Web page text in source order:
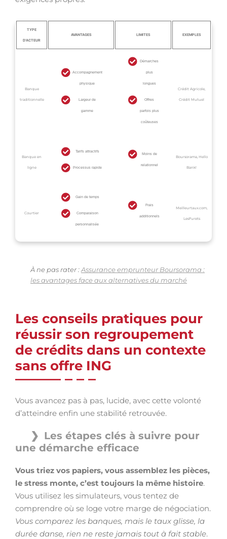
TYPE
D’ACTEUR
AVANTAGES LIMITES EXEMPLES
Banque
traditionnelle
Accompagnement
physique
Largeur de
gamme
Démarches
plus
longues
Offres
parfois plus
coûteuses
Crédit Agricole,
Crédit Mutuel
Banque en
ligne
Tarifs attractifs
Processus rapide
Moins de
relationnel
Boursorama, Hello
Bank!
Courtier
Gain de temps
Comparaison
personnalisée
Frais
additionnels
Meilleurtaux.com,
LesFurets
À ne pas rater :Assurance emprunteur Boursorama :
les avantages face aux alternatives du marché
Les conseils pratiques pour
réussir son regroupement
de crédits dans un contexte
sans offre ING
Vous avancez pas à pas, lucide, avec cette volonté
d’atteindre enfin une stabilité retrouvée.
Les étapes clés à suivre pour
une démarche efficace
Vous triez vos papiers, vous assemblez les pièces,
le stress monte, c’est toujours la même histoire.
Vous utilisez les simulateurs, vous tentez de
comprendre où se loge votre marge de négociation.
Vous comparez les banques, mais le taux glisse, la
durée danse, rien ne reste jamais tout à fait stable.